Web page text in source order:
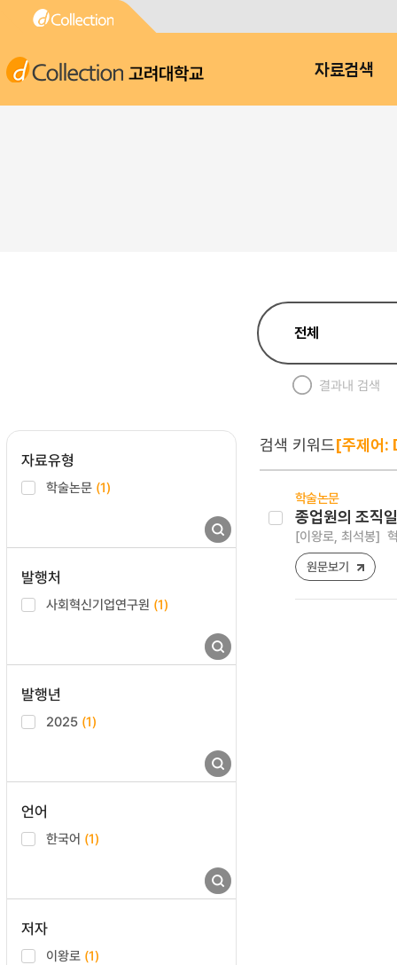
고려대학교 자료검색
결과내 검색
자료유형
학술논문 (1)
발행처
사회혁신기업연구원 (1)
발행년
2025 (1)
언어
한국어 (1)
저자
이왕로 (1)
검색 키워드[주제어
학술논문
종업원의 조직
[이왕로, 최석봉]
원문보기